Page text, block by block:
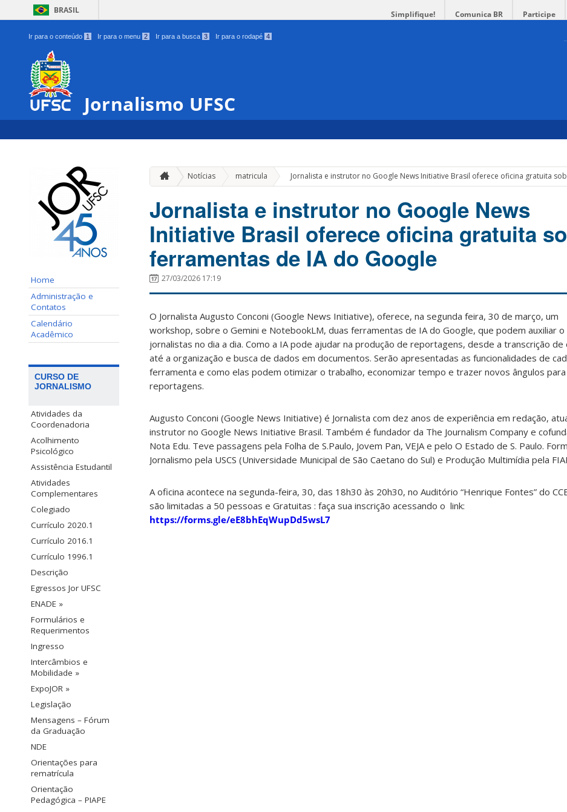
BRASIL Simplifique! Comunica BR Participe
Ir para o conteúdo 1 Ir para o menu 2 Ir para a busca 3 Ir para o rodapé 4
Jornalismo UFSC
Home
Administração e
Contatos
Calendário
Acadêmico
CURSO DE
JORNALISMO
Atividades da
Coordenadoria
Acolhimento
Psicológico
Assistência Estudantil
Atividades
Complementares
Colegiado
Currículo 2020.1
Currículo 2016.1
Currículo 1996.1
Descrição
Egressos Jor UFSC
ENADE »
Formulários e
Requerimentos
Ingresso
Intercâmbios e
Mobilidade »
ExpoJOR »
Legislação
Mensagens – Fórum
da Graduação
NDE
Orientações para
rematrícula
Orientação
Pedagógica – PIAPE
Notícias matricula » Jornalista e instrutor no Google News Initiative Brasil oferece oficina gratuita
Jornalista e instrutor no Google News
Initiative Brasil oferece oficina gratuita
ferramentas de IA do Google
27/03/2026 17:19
O Jornalista Augusto Conconi (Google News Initiative), oferece, na segunda feira, 30 de março, um
workshop, sobre o Gemini e NotebookLM, duas ferramentas de IA do Google, que podem auxiliar
jornalistas no dia a dia. Como a IA pode ajudar na produção de reportagens, desde a transcrição
até a organização e busca de dados em documentos. Serão apresentadas as funcionalidades de
ferramenta e como elas podem otimizar o trabalho, economizar tempo e trazer novos ângulos para
reportagens.
Augusto Conconi (Google News Initiative) é Jornalista com dez anos de experiência em redação,
instrutor no Google News Initiative Brasil. Também é fundador da The Journalism Company e
Nota Edu. Teve passagens pela Folha de S.Paulo, Jovem Pan, VEJA e pelo O Estado de S. Paulo.
Jornalismo pela USCS (Universidade Municipal de São Caetano do Sul) e Produção Multimídia pela
A oficina acontece na segunda-feira, 30, das 18h30 às 20h30, no Auditório “Henrique Fontes” do
são limitadas a 50 pessoas e Gratuitas : faça sua inscrição acessando o link:
https://forms.gle/eE8bhEqWupDd5wsL7